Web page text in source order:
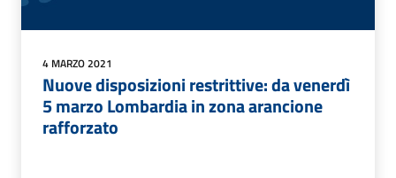
4 MARZO 2021
Nuove disposizioni restrittive: da venerdì
5 marzo Lombardia in zona arancione
rafforzato